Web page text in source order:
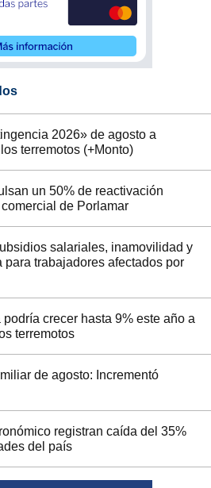
2026» de agosto a
terremotos (+Monto)
un 50% de reactivación
de Porlamar
salariales, inamovilidad y
para trabajadores afectados por
crecer hasta 9% este año a
terremotos
de agosto: Incrementó
registran caída del 35%
del país